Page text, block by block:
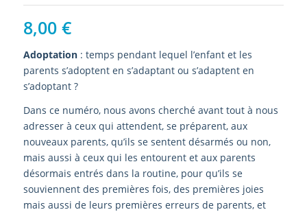
8,00 €
Adoptation : temps pendant lequel l’enfant et les
parents s’adoptent en s’adaptant ou s’adaptent en
s’adoptant ?
Dans ce numéro, nous avons cherché avant tout à nous
adresser à ceux qui attendent, se préparent, aux
nouveaux parents, qu’ils se sentent désarmés ou non,
mais aussi à ceux qui les entourent et aux parents
désormais entrés dans la routine, pour qu’ils se
souviennent des premières fois, des premières joies
mais aussi de leurs premières erreurs de parents, et